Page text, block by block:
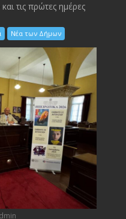
τις πρώτες ημέρες
Νέα των Δήμων